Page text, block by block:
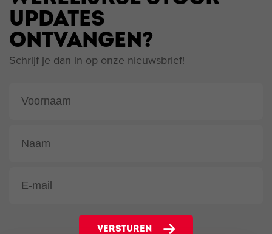
UPDATES
ONTVANGEN?
Schrijf je dan in op onze nieuwsbrief!
VERSTUREN